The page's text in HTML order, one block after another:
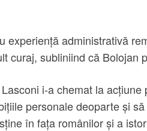
administrativă
curaj, subliniind că
i-a chemat la
personale deoparte și
în fața românilor și a